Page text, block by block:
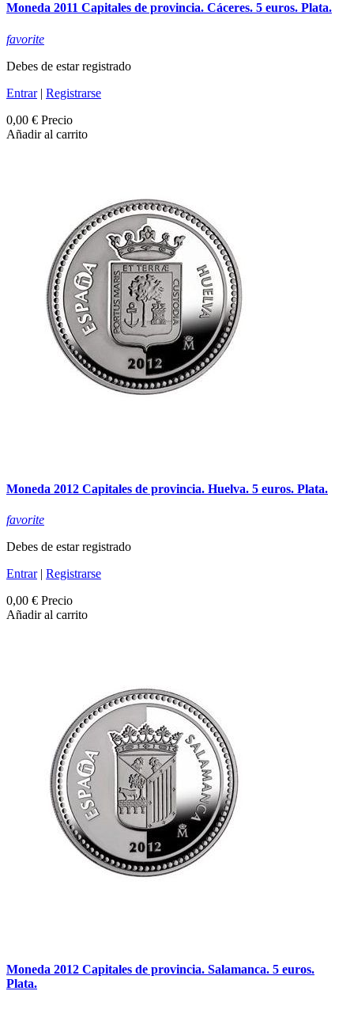
Moneda 2011 Capitales de provincia. Cáceres. 5 euros. Plata.
favorite
Debes de estar registrado
Entrar| Registrarse
0,00 € Precio
Añadir al carrito
Moneda 2012 Capitales de provincia. Huelva. 5 euros. Plata.
favorite
Debes de estar registrado
Entrar| Registrarse
0,00 € Precio
Añadir al carrito
Moneda 2012 Capitales de provincia. Salamanca. 5 euros.
Plata.